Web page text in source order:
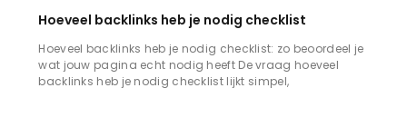
Hoeveel backlinks heb je nodig checklist
Hoeveel backlinks heb je nodig checklist: zo beoordeel je
wat jouw pagina echt nodig heeft De vraag hoeveel
backlinks heb je nodig checklist lijkt simpel,